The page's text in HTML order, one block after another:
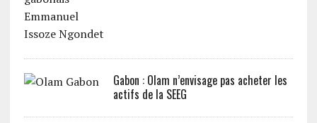
Gabon : Olam n’envisage pas acheter les
actifs de la SEEG